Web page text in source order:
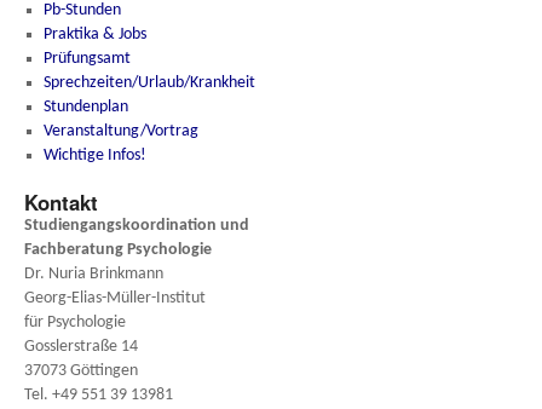
Pb-Stunden
Praktika & Jobs
Prüfungsamt
Sprechzeiten/Urlaub/Krankheit
Stundenplan
Veranstaltung/Vortrag
Wichtige Infos!
Kontakt
Studiengangskoordination und
Fachberatung Psychologie
Dr. Nuria Brinkmann
Georg-Elias-Müller-Institut
für Psychologie
Gosslerstraße 14
37073 Göttingen
Tel. +49 551 39 13981